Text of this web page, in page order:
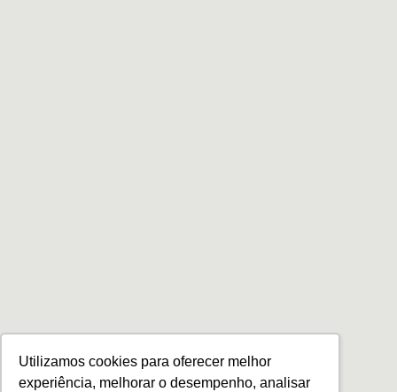
Utilizamos cookies para oferecer melhor
experiência, melhorar o desempenho, analisar